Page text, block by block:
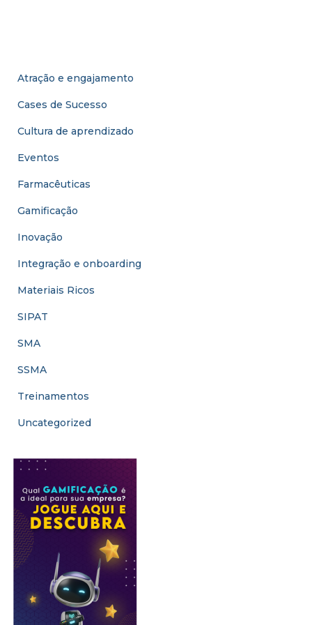
Atração e engajamento
Cases de Sucesso
Cultura de aprendizado
Eventos
Farmacêuticas
Gamificação
Inovação
Integração e onboarding
Materiais Ricos
SIPAT
SMA
SSMA
Treinamentos
Uncategorized